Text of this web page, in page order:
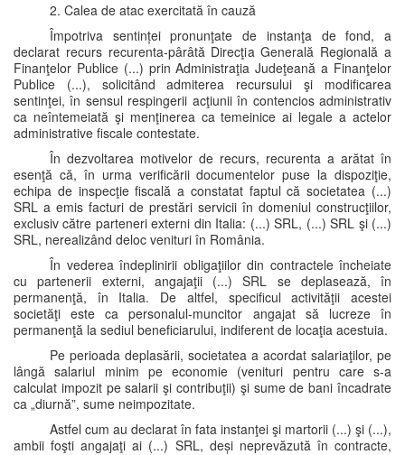
2. Calea de atac exercitată în cauză
Împotriva sentinței pronunţate de instanţa de fond, a
declarat recurs recurenta-pârâtă Direcţia Generală Regională a
Finanţelor Publice (...) prin Administraţia Judeţeană a Finanţelor
Publice (...), solicitând admiterea recursului şi modificarea
sentinţei, în sensul respingerii acţiunii în contencios administrativ
ca neîntemeiată şi menţinerea ca temeinice ai legale a actelor
administrative fiscale contestate.
În dezvoltarea motivelor de recurs, recurenta a arătat în
esenţă că, în urma verificării documentelor puse la dispoziţie,
echipa de inspecţie fiscală a constatat faptul că societatea (...)
SRL a emis facturi de prestări servicii în domeniul construcţiilor,
exclusiv către parteneri externi din Italia: (...) SRL, (...) SRL şi (...)
SRL, nerealizând deloc venituri în România.
În vederea îndeplinirii obligaţiilor din contractele încheiate
cu partenerii externi, angajaţii (...) SRL se deplasează, în
permanenţă, în Italia. De altfel, specificul activităţii acestei
societăţi este ca personalul-muncitor angajat să lucreze în
permanenţă la sediul beneficiarului, indiferent de locaţia acestuia.
Pe perioada deplasării, societatea a acordat salariaţilor, pe
lângă salariul minim pe economie (venituri pentru care s-a
calculat impozit pe salarii şi contribuţii) şi sume de bani încadrate
ca „diurnă”, sume neimpozitate.
Astfel cum au declarat în fata instanţei şi martorii (...) şi (...),
ambii foşti angajaţi ai (...) SRL, deși neprevăzută în contracte,